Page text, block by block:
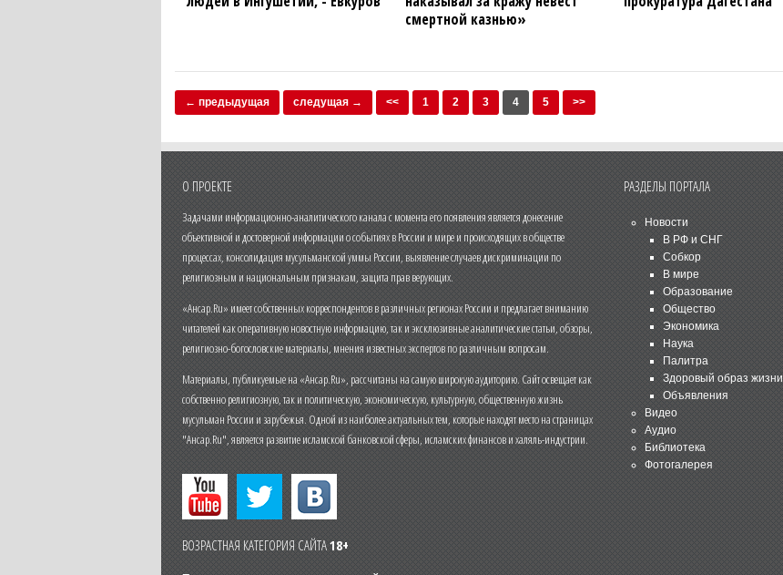
смертной казнью»
← предыдущая следущая → << 1 2 3 4 5 >>
О ПРОЕКТЕ
Задачами информационно-аналитического канала с момента его появления является донесение
объективной и достоверной информации о событиях в России и мире и происходящих в обществе
процессах, консолидация мусульманской уммы России, выявление случаев дискриминации по
религиозным и национальным признакам, защита прав верующих.
«Ансар.Ru» имеет собственных корреспондентов в различных регионах России и предлагает вниманию
читателей как оперативную новостную информацию, так и эксклюзивные аналитические статьи, обзоры,
религиозно-богословские материалы, мнения известных экспертов по различным вопросам.
Материалы, публикуемые на «Ансар.Ru», рассчитаны на самую широкую аудиторию. Сайт освещает как
собственно религиозную, так и политическую, экономическую, культурную, общественную жизнь
мусульман России и зарубежья. Одной из наиболее актуальных тем, которые находят место на страницах
"Ансар.Ru", является развитие исламской банковской сферы, исламских финансов и халяль-индустрии.
ВОЗРАСТНАЯ КАТЕГОРИЯ САЙТА18+
РАЗДЕЛЫ ПОРТАЛА
Новости
В РФ и СНГ
Собкор
В мире
Образование
Общество
Экономика
Наука
Палитра
Здоровый образ жизни
Объявления
Видео
Аудио
Библиотека
Фотогалерея